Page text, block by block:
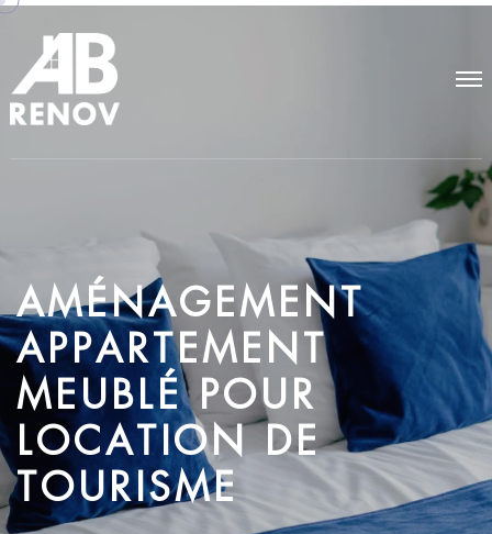
AMÉNAGEMENT
APPARTEMENT
MEUBLÉ POUR
LOCATION DE
TOURISME